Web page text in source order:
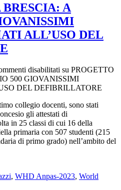
A
ALL’USO DEL
disabilitati su PROGETTO
500 GIOVANISSIMI
DEL DEFIBRILLATORE
collegio docenti, sono stati
gli attestati di
in 25 classi di cui 16 della
primaria con 507 studenti (215
di primo grado) nell’ambito del
, WHD Anpas-2023, World